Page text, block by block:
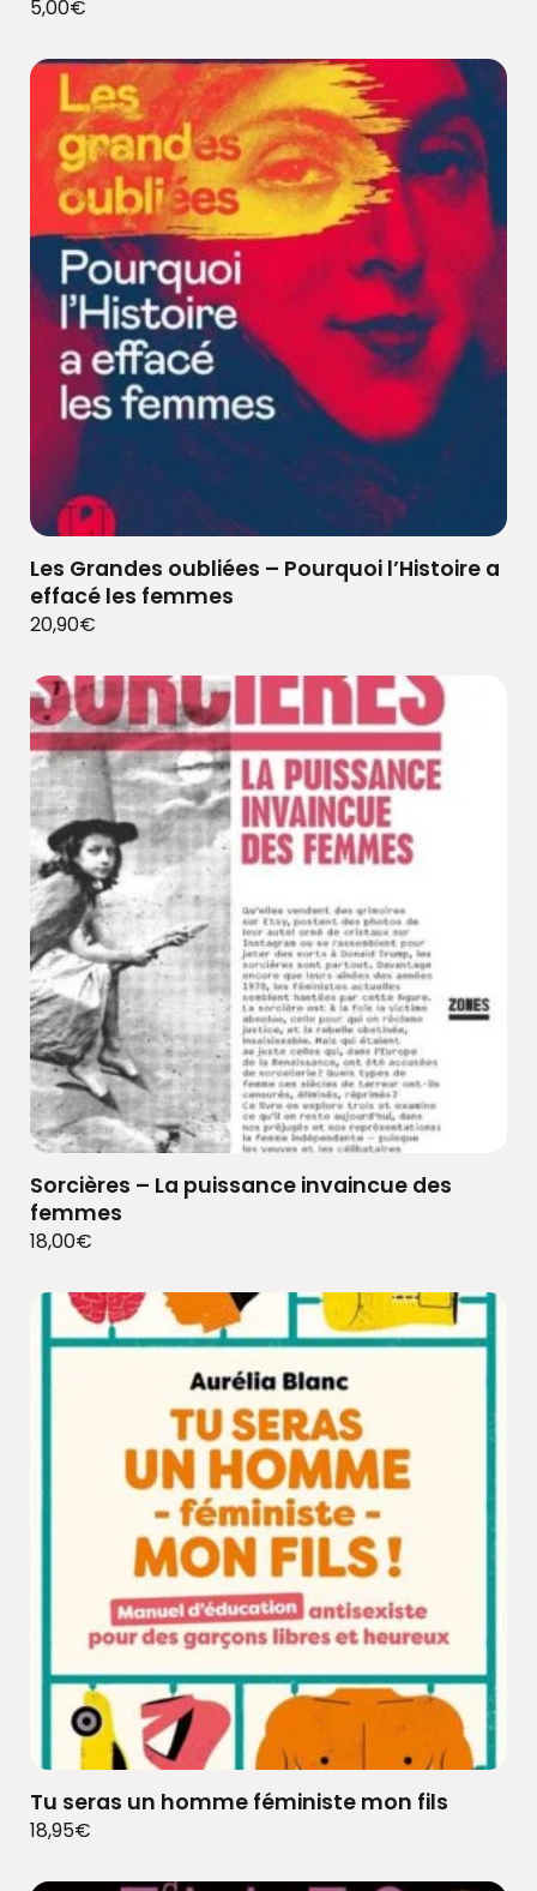
5,00€
Les Grandes oubliées – Pourquoi l’Histoire a
effacé les femmes
20,90€
Sorcières – La puissance invaincue des
femmes
18,00€
Tu seras un homme féministe mon fils
18,95€